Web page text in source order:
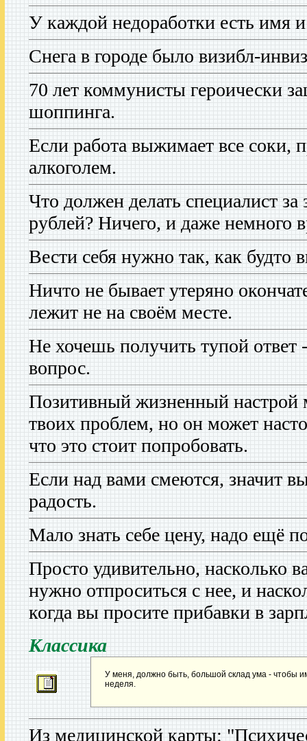
У каждой недоработки есть имя
Снега в городе было визибл-
70 лет коммунисты героически
шоппинга.
Если работа выжимает все соки,
алкоголем.
Что должен делать специалист за
рублей? Ничего, и даже немного
Вести себя нужно так, как будто
Ничто не бывает утеряно
лежит не на своём месте.
Не хочешь получить тупой ответ
вопрос.
Позитивный жизненный настрой
твоих проблем, но он может
что это стоит попробовать.
Если над вами смеются, значит
радость.
Мало знать себе цену, надо ещё
Просто удивительно, насколько
нужно отпроситься с нее, и
когда вы просите прибавки в
Классика
У меня, должно быть, большой склад ума - чтобы
неделя.
Из медицинской карты: